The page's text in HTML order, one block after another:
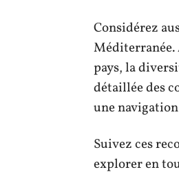
Considérez
Méditerranée.
pays, la
détaillée des
une
Suivez ces
explorer en